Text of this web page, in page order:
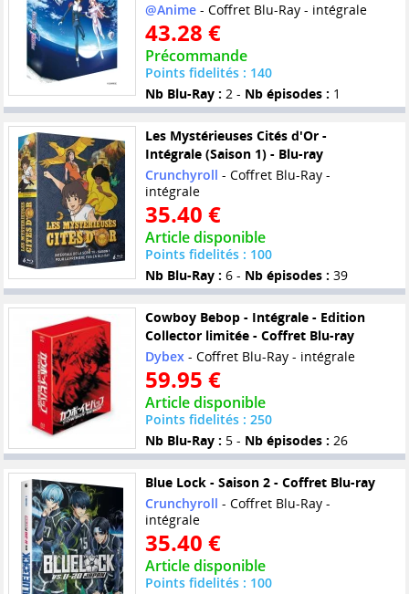
@Anime- Coffret Blu-Ray - intégrale
43.28 €
Précommande
Points fidelités : 140
Nb Blu-Ray : 2 - Nb épisodes : 1
Les Mystérieuses Cités d'Or -
Intégrale (Saison 1) - Blu-ray
Crunchyroll - Coffret Blu-Ray -
intégrale
35.40 €
Article disponible
Points fidelités : 100
Nb Blu-Ray : 6 - Nb épisodes : 39
Cowboy Bebop - Intégrale - Edition
Collector limitée - Coffret Blu-ray
Dybex- Coffret Blu-Ray - intégrale
59.95 €
Article disponible
Points fidelités : 250
Nb Blu-Ray : 5 - Nb épisodes : 26
Blue Lock - Saison 2 - Coffret Blu-ray
Crunchyroll - Coffret Blu-Ray -
intégrale
35.40 €
Article disponible
Points fidelités : 100